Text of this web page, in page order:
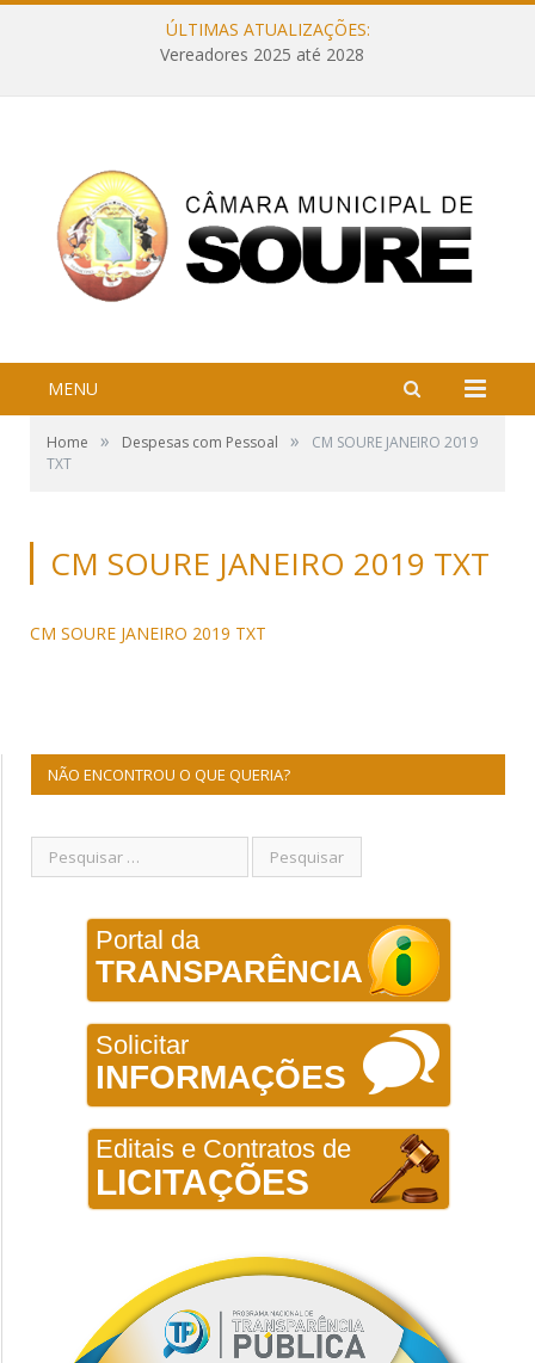
ÚLTIMAS ATUALIZAÇÕES:
Vereadores 2025 até 2028
MENU
Home » Despesas com Pessoal »
CM SOURE JANEIRO 2019
TXT
CM SOURE JANEIRO 2019 TXT
CM SOURE JANEIRO 2019 TXT
NÃO ENCONTROU O QUE QUERIA?
Portal da
TRANSPARÊNCIA
Solicitar
INFORMAÇÕES
Editais e Contratos de
LICITAÇÕES